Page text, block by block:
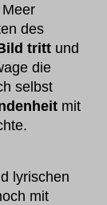
des
tritt und
die
selbst
mit
lyrischen
mit